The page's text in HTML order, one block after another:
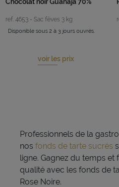
ref. 4653 - Sac fèves 3 kg
Disponible sous 2 à 3 jours ouvrés.
voir les prix
Professionnels de la
nos fonds de tarte sucrés
ligne. Gagnez du temps et
qualité avec les fonds de
Rose Noire.